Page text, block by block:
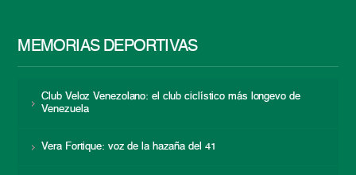
MEMORIAS DEPORTIVAS
Club Veloz Venezolano: el club ciclístico más longevo de
Venezuela
Vera Fortique: voz de la hazaña del 41